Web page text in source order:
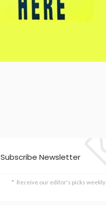
Subscribe Newsletter
Receive our editor's picks weekly